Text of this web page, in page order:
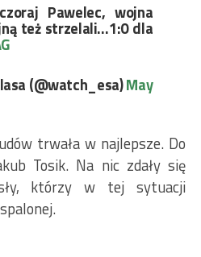
Pawelec, wojna
też strzelali…1:0 dla
(@watch_esa)May
trwała w najlepsze. Do
Tosik. Na nic zdały się
którzy w tej sytuacji